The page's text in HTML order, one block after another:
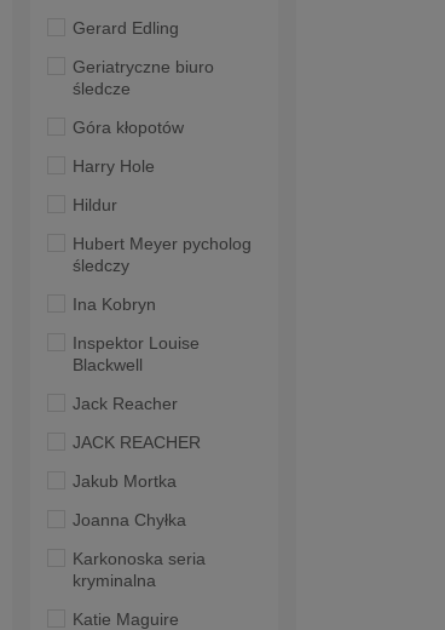
Gerard Edling
Geriatryczne biuro
śledcze
Góra kłopotów
Harry Hole
Hildur
Hubert Meyer pycholog
śledczy
Ina Kobryn
Inspektor Louise
Blackwell
Jack Reacher
JACK REACHER
Jakub Mortka
Joanna Chyłka
Karkonoska seria
kryminalna
Katie Maguire